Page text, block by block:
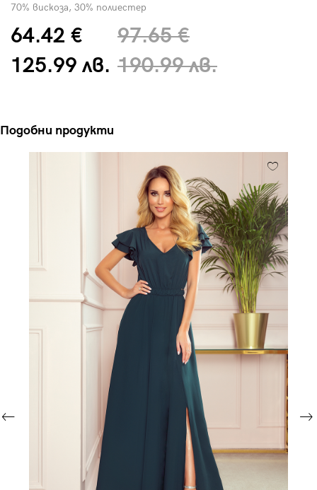
70% вискоза, 30% полиестер
64.42 €
125.99 лв.
97.65 €
190.99 лв.
Подобни продукти